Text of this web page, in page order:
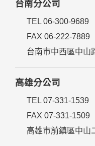
台南分公司
TEL 06-300-9689
FAX 06-222-7889
台南市中西區中山
高雄分公司
TEL 07-331-1539
FAX 07-331-1509
高雄市前鎮區中山